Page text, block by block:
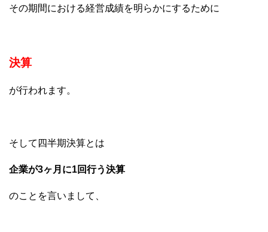
その期間における経営成績を明らかにするために
決算
が行われます。
そして四半期決算とは
企業が3ヶ月に1回行う決算
のことを言いまして、